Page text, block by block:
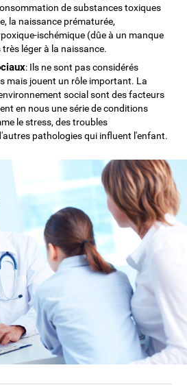
de substances toxiques
la naissance prématurée,
ischémique (dûe à un manque
léger à la naissance.
: Ils ne sont pas considérés
mais jouent un rôle important. La
social sont des facteurs
en nous une série de conditions
le stress, des troubles
pathologies qui influent l'enfant.